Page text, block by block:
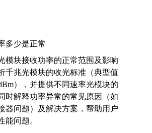
多少是正常
模块接收功率的正常范围及影响
千兆光模块的收光标准（典型值
），并提供不同速率光模块的
时解释功率异常的常见原因（如
器问题）及解决方案，帮助用户
能问题。